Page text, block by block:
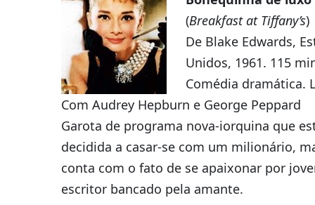
(Breakfast at Tiffany’s)
De Blake Edwards,
Unidos, 1961. 115
Comédia dramática.
Com Audrey Hepburn e George Peppard
Garota de programa nova-iorquina que
decidida a casar-se com um milionário,
conta com o fato de se apaixonar por
escritor bancado pela amante.